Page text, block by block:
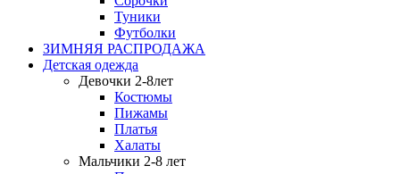
Туники
Футболки
ЗИМНЯЯ РАСПРОДАЖА
Детская одежда
Девочки 2-8лет
Костюмы
Пижамы
Платья
Халаты
Мальчики 2-8 лет